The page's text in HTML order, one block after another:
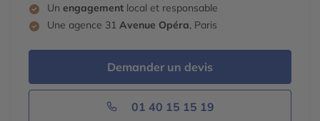
Un engagement local et responsable
Une agence 31 Avenue Opéra, Paris
Demander un devis
01 40 15 15 19